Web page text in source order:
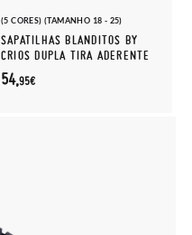
(5 CORES) (TAMANHO 18 - 25)
SAPATILHAS BLANDITOS BY
CRIOS DUPLA TIRA ADERENTE
54,95€